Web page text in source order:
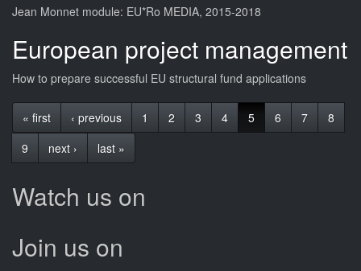
Jean Monnet module: EU*Ro MEDIA, 2015-2018
European project management
How to prepare successful EU structural fund applications
« first ‹ previous 1 2 3 4 5 6 7
8
9
next › last »
Watch us on
Join us on